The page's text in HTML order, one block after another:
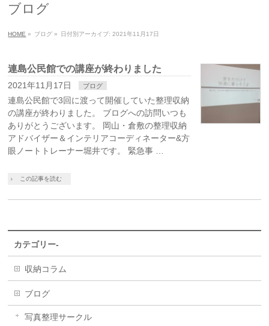
ブログ
HOME » ブログ » 日付別アーカイブ: 2021年11月17日
連島公民館での講座が終わりました
2021年11月17日 ブログ
連島公民館で3回に渡って開催していた整理収納
の講座が終わりました。 ブログへの訪問いつも
ありがとうございます。 岡山・倉敷の整理収納
アドバイザー＆インテリアコーディネーター&方
眼ノートトレーナー堀井です。 緊急事 …
この記事を読む
カテゴリー-
収納コラム
ブログ
写真整理サークル